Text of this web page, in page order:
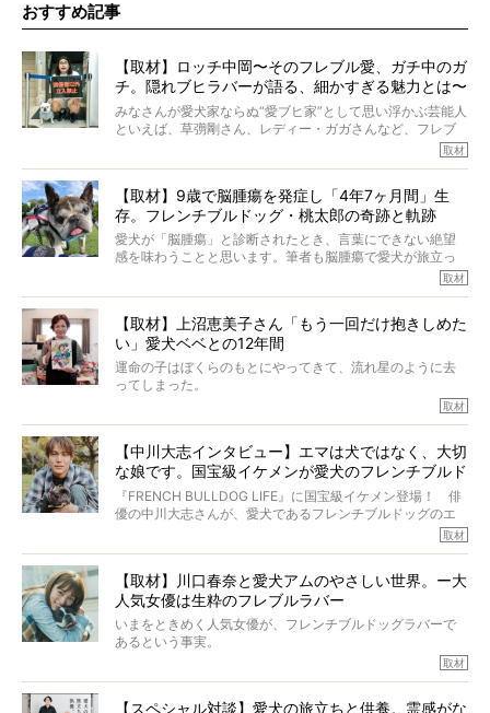
おすすめ記事
【取材】ロッチ中岡〜そのフレブル愛、ガチ中のガ
チ。隠れブヒラバーが語る、細かすぎる魅力とは〜
【前編】
みなさんが愛犬家ならぬ“愛ブヒ家”として思い浮かぶ芸能人
といえば、草彅剛さん、レディー・ガガさんなど、フレブ
ルを飼っている方が多いと思います。が、ロッチ中岡さん
んのインスタグラムを覗くと、たくさんのフレブルアカウ
ントがフォローされていて、わが『FRENCH BULLDOG
LIFE』モデルのnicoやトーラスも、その中の一頭。
そんな中岡さんに、フレブルの魅力を語っていただきまし
た。そのブヒ愛っぷりは、思ってた以上！ ガチ中のガチ
取材
【取材】9歳で脳腫瘍を発症し「4年7ヶ月間」生
存。フレンチブルドッグ・桃太郎の奇跡と軌跡
愛犬が「脳腫瘍」と診断されたとき、言葉にできない絶望
感を味わうことと思います。筆者も脳腫瘍で愛犬が旅立っ
たひとり。だからこそ、どれほど厄介で困難な病気かを理
ところが、フレンチブルドッグの桃太郎は9歳で脳腫瘍を発
症し、なんと4年7ヶ月間も生き抜いたのです。旅立ったと
きの年齢は13歳と11ヶ月、レジェンド級のレジェンドでし
た。さらには、治療後3年間は一度も発作が起きなかったと
いいます。
この事実はフレンチブルドッグだけでなく、脳腫瘍と闘う
太郎のオーナーである佐藤さんご夫婦に、治療の選択やケ
アについて詳しくお話しをうかがいました。
取材
【取材】上沼恵美子さん「もう一回だけ抱きしめた
い」愛犬ベベとの12年間
運命の子はぼくらのもとにやってきて、流れ星のように去
ってしまった。
り添いたいと思う。
その悲しみをいますぐ解消することはできないが、話をき
いて、泣いたり笑ったりするのもいいだろう。
こんな子だった、こんなにいい子だった、ほんとうに愛し
ていたと。
ぼくらは上沼恵美子さんのご自宅へ伺って、お話をきこう
と思った。
取材
【中川大志インタビュー】エマは犬ではなく、大切
な娘です。国宝級イケメンが愛犬のフレンチブルド
ッグと一緒に登場
『FRENCH BULLDOG LIFE』に国宝級イケメン登場！ 俳
優の中川大志さんが、愛犬であるフレンチブルドッグのエ
マちゃん（2歳の女の子）にメロメロとの情報を聞きつけ、
カエピソードが次から次へと飛び出しました。
取材
【取材】川口春奈と愛犬アムのやさしい世界。ー大
人気女優は生粋のフレブルラバー
いまをときめく人気女優が、フレンチブルドッグラバーで
あるという事実。
取材
【スペシャル対談】愛犬の旅立ちと供養。霊感がな